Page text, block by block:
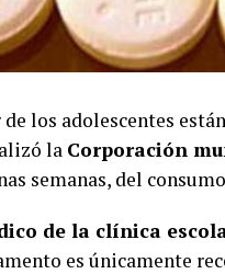
los adolescentes
la Corporación
semanas, del
de la clínica
es únicamente